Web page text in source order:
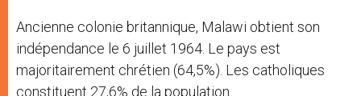
Ancienne colonie britannique, Malawi obtient son
indépendance le 6 juillet 1964. Le pays est
majoritairement chrétien (64,5%). Les catholiques
constituent 27,6% de la population.